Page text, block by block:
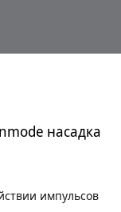
насадка
импульсов